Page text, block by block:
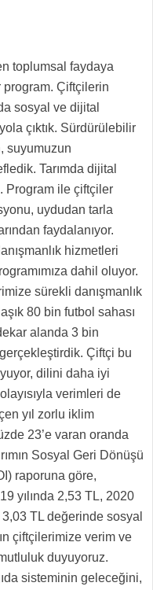
toplumsal faydaya
Çiftçilerin
sosyal ve dijital
çıktık. Sürdürülebilir
suyumuzun
Tarımda dijital
Program ile çiftçiler
uydudan tarla
faydalanıyor.
hizmetleri
dahil oluyor.
sürekli danışmanlık
80 bin futbol sahası
alanda 3 bin
Çiftçi bu
dilini daha iyi
verimleri de
yıl zorlu iklim
23’e varan oranda
Sosyal Geri Dönüşü
raporuna göre,
yılında 2,53 TL, 2020
3,03 TL değerinde sosyal
çiftçilerimize verim ve
duyuyoruz.
sisteminin geleceğini,